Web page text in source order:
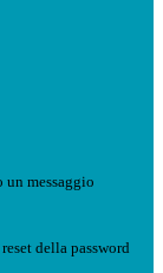
un messaggio
della password